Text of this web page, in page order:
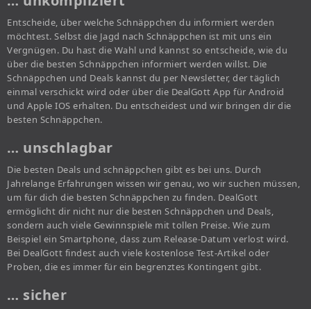
Entscheide, über welche Schnäppchen du informiert werden
möchtest. Selbst die Jagd nach Schnäppchen ist mit uns ein
Vergnügen. Du hast die Wahl und kannst so entscheide, wie du
über die besten Schnäppchen informiert werden willst. Die
Schnäppchen und Deals kannst du per Newsletter, der täglich
einmal verschickt wird oder über die DealGott App für Android
und Apple IOS erhalten. Du entscheidest und wir bringen dir die
besten Schnäppchen.
… unschlagbar
Die besten Deals und schnäppchen gibt es bei uns. Durch
Jahrelange Erfahrungen wissen wir genau, wo wir suchen müssen,
um für dich die besten Schnäppchen zu finden. DealGott
ermöglicht dir nicht nur die besten Schnäppchen und Deals,
sondern auch viele Gewinnspiele mit tollen Preise. Wie zum
Beispiel ein Smartphone, dass zum Release-Datum verlost wird.
Bei DealGott findest auch viele kostenlose Test-Artikel oder
Proben, die es immer für ein begrenztes Kontingent gibt.
… sicher